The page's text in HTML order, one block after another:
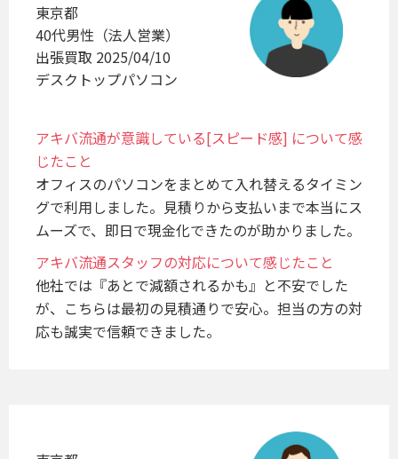
東京都
40代男性（法人営業）
出張買取 2025/04/10
デスクトップパソコン
アキバ流通が意識している[スピード感] について感
じたこと
オフィスのパソコンをまとめて入れ替えるタイミン
グで利用しました。見積りから支払いまで本当にス
ムーズで、即日で現金化できたのが助かりました。
アキバ流通スタッフの対応について感じたこと
他社では『あとで減額されるかも』と不安でした
が、こちらは最初の見積通りで安心。担当の方の対
応も誠実で信頼できました。